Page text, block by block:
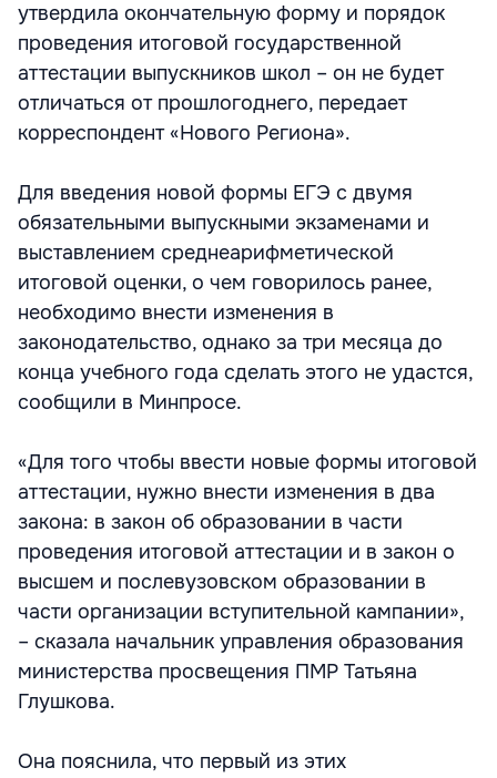
утвердила окончательную форму и порядок
проведения итоговой государственной
аттестации выпускников школ – он не будет
отличаться от прошлогоднего, передает
корреспондент «Нового Региона».
Для введения новой формы ЕГЭ с двумя
обязательными выпускными экзаменами и
выставлением среднеарифметической
итоговой оценки, о чем говорилось ранее,
необходимо внести изменения в
законодательство, однако за три месяца до
конца учебного года сделать этого не удастся,
сообщили в Минпросе.
«Для того чтобы ввести новые формы итоговой
аттестации, нужно внести изменения в два
закона: в закон об образовании в части
проведения итоговой аттестации и в закон о
высшем и послевузовском образовании в
части организации вступительной кампании»,
– сказала начальник управления образования
министерства просвещения ПМР Татьяна
Глушкова.
Она пояснила, что первый из этих